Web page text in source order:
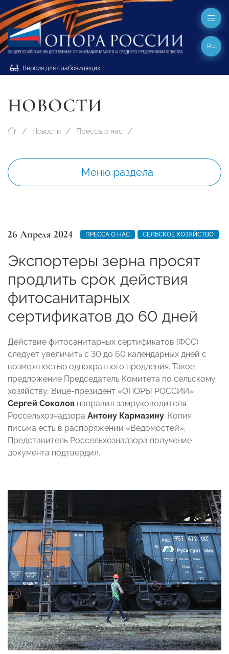
Версия для слабовидящих
RU
НОВОСТИ
Новости Пресса о нас
Меню раздела
26 Апреля 2024 ПРЕССА О НАС СЕЛЬСКОЕ ХОЗЯЙСТВО
Экспортеры зерна просят
продлить срок действия
фитосанитарных
сертификатов до 60 дней
Действие фитосанитарных сертификатов (ФСС)
следует увеличить с 30 до 60 календарных дней с
возможностью однократного продления. Такое
предложение Председатель Комитета по сельскому
хозяйству, Вице-президент «ОПОРЫ РОССИИ»
Сергей Соколов направил замруководителя
Россельхознадзора Антону Кармазину. Копия
письма есть в распоряжении «Ведомостей».
Представитель Россельхознадзора получение
документа подтвердил.